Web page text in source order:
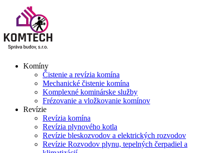
content
Komíny
Čistenie a revízia komína
Mechanické čistenie komína
Komplexné kominárske služby
Frézovanie a vložkovanie komínov
Revízie
Revízia komína
Revízia plynového kotla
Revízie bleskozvodov a elektrických rozvodov
Revízie Rozvodov plynu, tepelných čerpadiel a